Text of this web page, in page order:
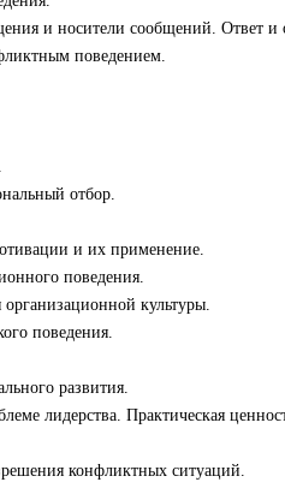
и носители сообщений. Ответ и
поведением.
отбор.
и их применение.
поведения.
культуры.
поведения.
развития.
лидерства. Практическая
конфликтных ситуаций.